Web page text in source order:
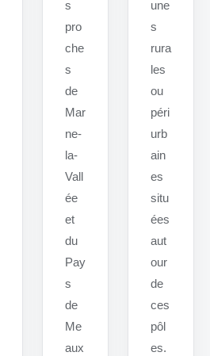
s
pro
che
s
de
Mar
ne-
la-
Vall
ée
et
du
Pay
s
de
Me
aux
une
s
rura
les
ou
péri
urb
ain
es
situ
ées
aut
our
de
ces
pôl
es.